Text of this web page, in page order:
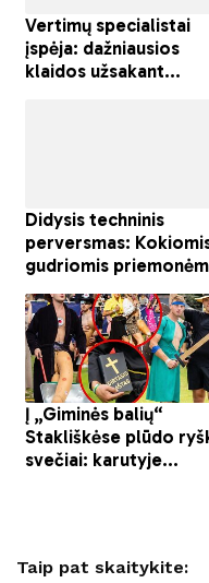
Taip pat skaitykite: